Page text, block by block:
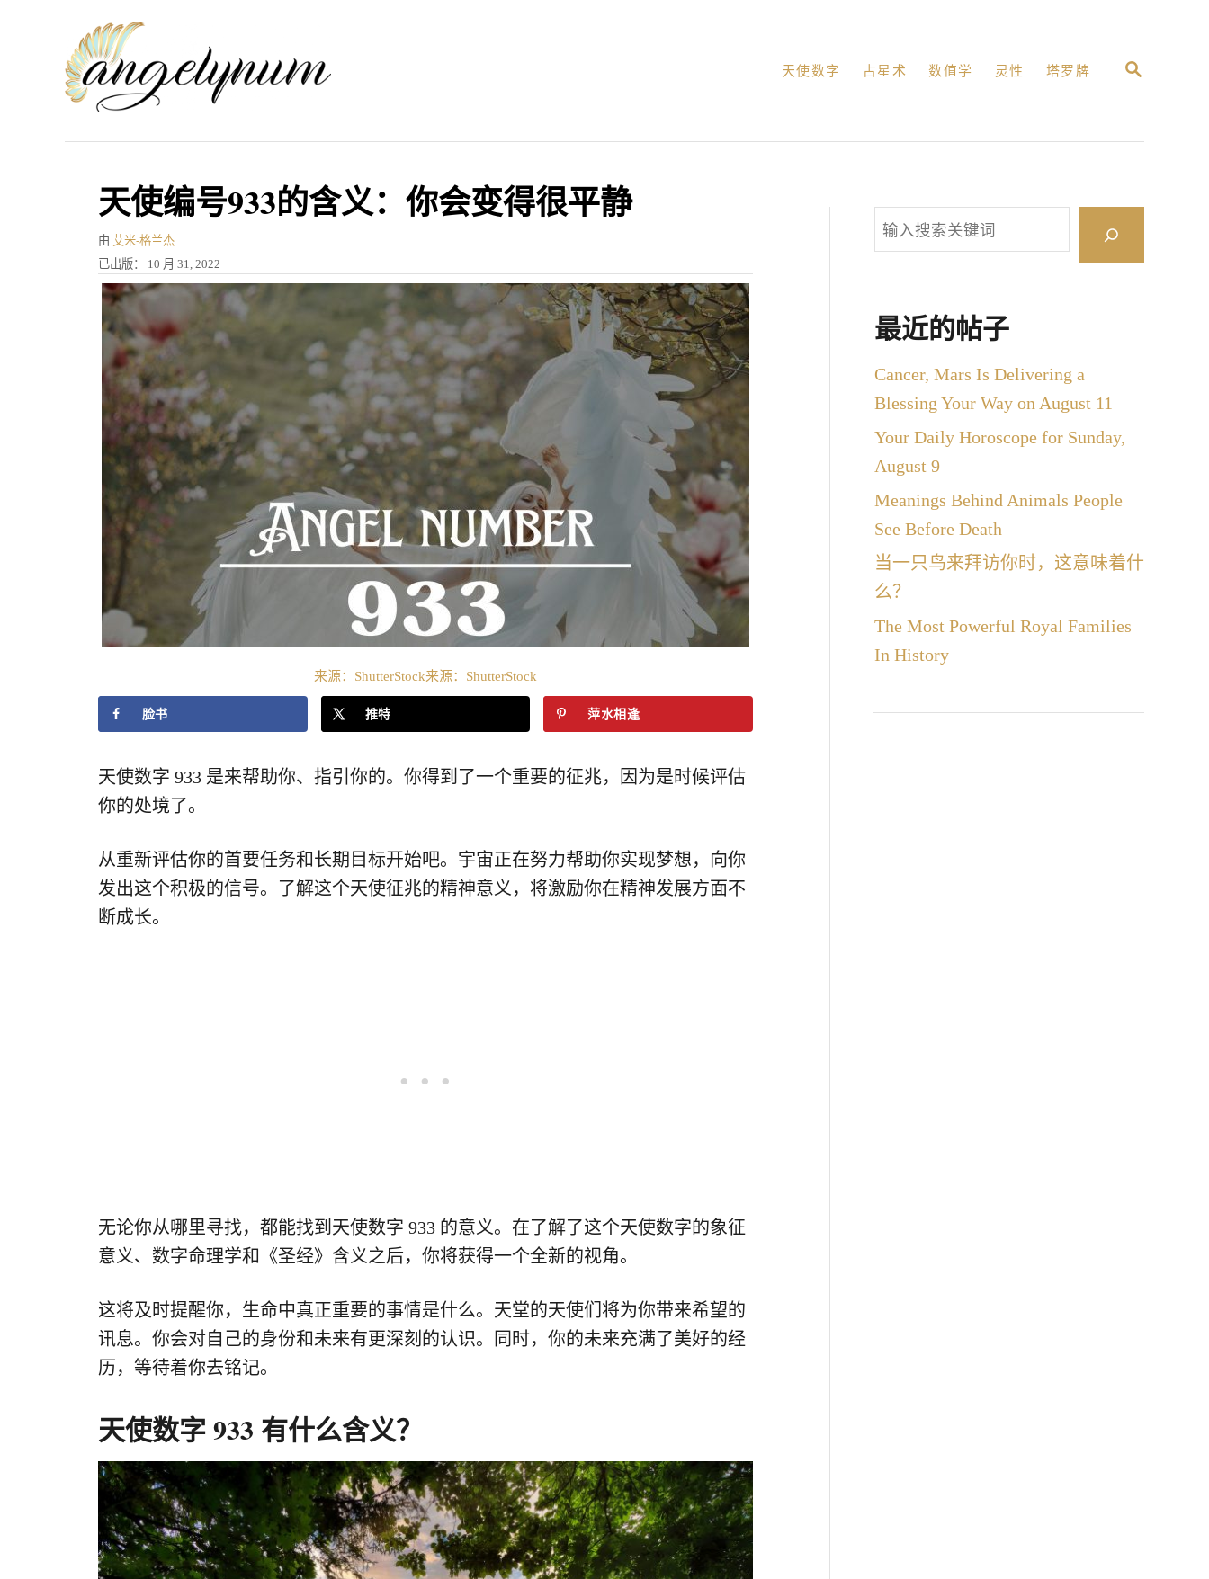
搜
天使数字 占星术 数值学 灵性 塔罗牌
天使编号933的含义：你会变得很平静
由 作
者
艾米-格兰杰
发
表
于
已出版： 10 月 31, 2022
来源：ShutterStock来源：ShutterStock
脸书 推特 萍水相逢
天使数字 933 是来帮助你、指引你的。你得到了一个重要的征兆，因为是时候评估
你的处境了。
从重新评估你的首要任务和长期目标开始吧。宇宙正在努力帮助你实现梦想，向你
发出这个积极的信号。了解这个天使征兆的精神意义，将激励你在精神发展方面不
断成长。
无论你从哪里寻找，都能找到天使数字 933 的意义。在了解了这个天使数字的象征
意义、数字命理学和《圣经》含义之后，你将获得一个全新的视角。
这将及时提醒你，生命中真正重要的事情是什么。天堂的天使们将为你带来希望的
讯息。你会对自己的身份和未来有更深刻的认识。同时，你的未来充满了美好的经
历，等待着你去铭记。
天使数字 933 有什么含义？
搜
索
最近的帖子
Cancer, Mars Is Delivering a
Blessing Your Way on August 11
Your Daily Horoscope for Sunday,
August 9
Meanings Behind Animals People
See Before Death
当一只鸟来拜访你时，这意味着什
么？
The Most Powerful Royal Families
In History